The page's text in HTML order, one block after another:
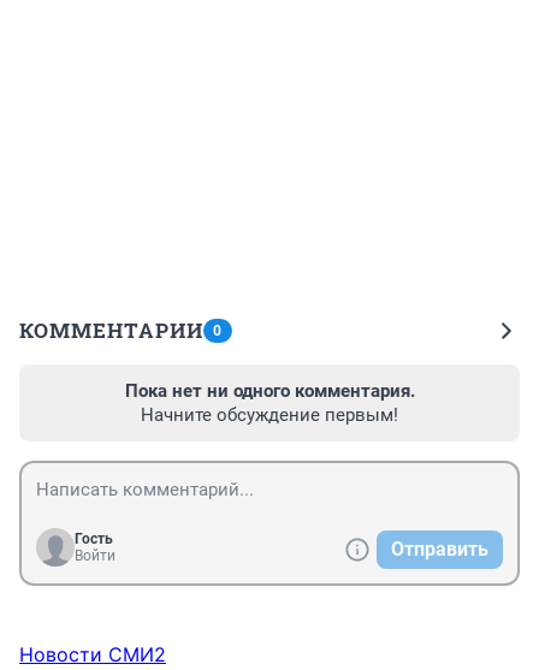
КОММЕНТАРИИ 0
Пока нет ни одного комментария.
Начните обсуждение первым!
Гость
Войти
Отправить
Новости СМИ2